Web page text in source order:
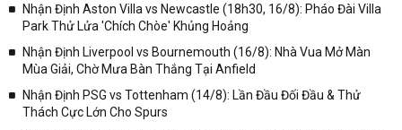
✓ Giải bóng Cúp C1 Châu Âu;
✓ Giải VĐQG Tây Ban Nha;
✓ VĐQG Đức;
Nhận Định Aston Villa vs Newcastle (18h30, 16/8): Pháo Đài Villa
Park Thử Lửa 'Chích Chòe' Khủng Hoảng
Nhận Định Liverpool vs Bournemouth (16/8): Nhà Vua Mở Màn
Mùa Giải, Chờ Mưa Bàn Thắng Tại Anfield
Nhận Định PSG vs Tottenham (14/8): Lần Đầu Đối Đầu & Thử
Thách Cực Lớn Cho Spurs